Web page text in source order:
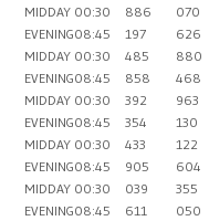
MIDDAY 00:30 886 070
EVENING08:45 197 626
MIDDAY 00:30 485 880
EVENING08:45 858 468
MIDDAY 00:30 392 963
EVENING08:45 354 130
MIDDAY 00:30 433 122
EVENING08:45 905 604
MIDDAY 00:30 039 355
EVENING08:45 611 050